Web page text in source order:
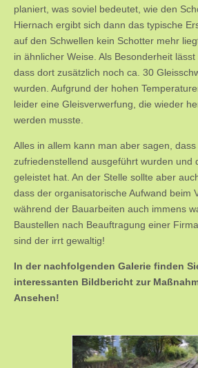
planiert, was soviel bedeutet, wie den
Hiernach ergibt sich dann das typische
auf den Schwellen kein Schotter mehr
in ähnlicher Weise. Als Besonderheit lässt
dass dort zusätzlich noch ca. 30
wurden. Aufgrund der hohen
leider eine Gleisverwerfung, die wieder
werden musste.
Alles in allem kann man aber sagen, dass
zufriedenstellend ausgeführt wurden und
geleistet hat. An der Stelle sollte aber
dass der organisatorische Aufwand beim
während der Bauarbeiten auch immens
Baustellen nach Beauftragung einer
sind der irrt gewaltig!
In der nachfolgenden Galerie finden
interessanten Bildbericht zur
Ansehen!